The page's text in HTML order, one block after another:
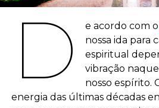
D e acordo com o
nossa ida para
espiritual
vibração
nosso espírito.
energia das últimas décadas